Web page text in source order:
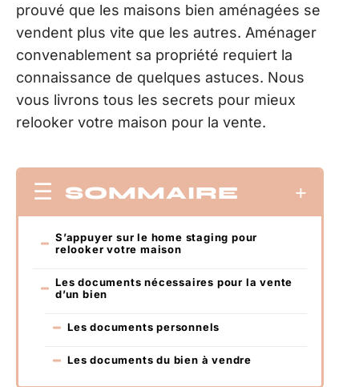
prouvé que les maisons bien aménagées se
vendent plus vite que les autres. Aménager
convenablement sa propriété requiert la
connaissance de quelques astuces. Nous
vous livrons tous les secrets pour mieux
relooker votre maison pour la vente.
SOMMAIRE
S’appuyer sur le home staging pour
relooker votre maison
Les documents nécessaires pour la vente
d’un bien
Les documents personnels
Les documents du bien à vendre